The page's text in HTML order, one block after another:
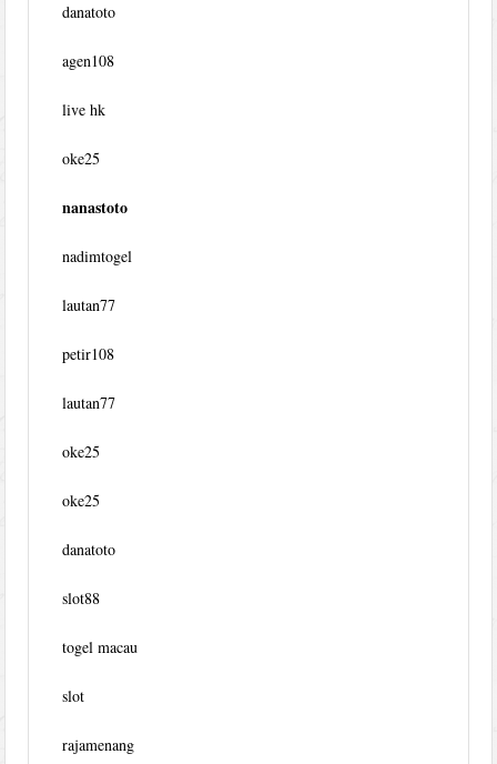
danatoto
agen108
live hk
oke25
nanastoto
nadimtogel
lautan77
petir108
lautan77
oke25
oke25
danatoto
slot88
togel macau
slot
rajamenang